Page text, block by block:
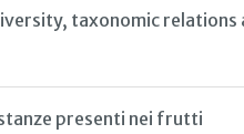
taxonomic relations
presenti nei frutti